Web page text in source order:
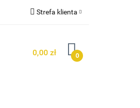
Strefa klienta
Zarejestruj się
0,00 zł 0